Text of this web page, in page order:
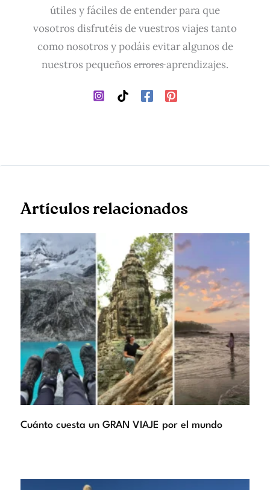
útiles y fáciles de entender para que
vosotros disfrutéis de vuestros viajes tanto
como nosotros y podáis evitar algunos de
nuestros pequeños e̵r̵r̵o̵r̵e̵s̵ aprendizajes.
Artículos relacionados
Cuánto cuesta un GRAN VIAJE por el mundo